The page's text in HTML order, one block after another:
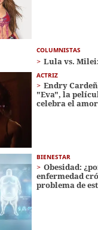
COLUMNISTAS
Lula vs.
ACTRIZ
Endry
"Eva", la
celebra el
BIENESTAR
Obesidad:
enfermedad
problema de